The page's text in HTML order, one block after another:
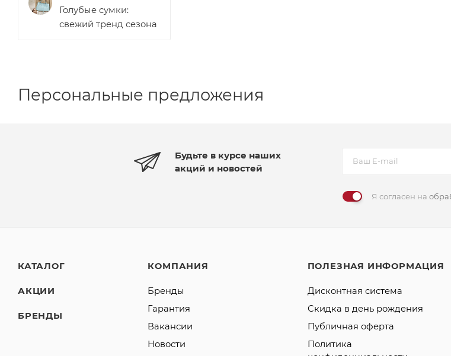
Голубые сумки:
свежий тренд сезона
Персональные предложения
Будьте в курсе наших
акций и новостей
Я согласен на
КАТАЛОГ
АКЦИИ
БРЕНДЫ
КОМПАНИЯ
Бренды
Гарантия
Вакансии
Новости
ПОЛЕЗНАЯ ИНФОРМАЦИЯ
Дисконтная система
Скидка в день рождения
Публичная оферта
Политика